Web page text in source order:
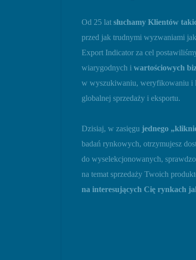
Od 25 lat słuchamy Klientów
przed jak trudnymi wyzwaniami
Export Indicator za cel
wiarygodnych i wartościowych
w wyszukiwaniu, weryfikowaniu i
globalnej sprzedaży i eksportu.
Dzisiaj, w zasięgu jednego
badań rynkowych, otrzymujesz
do wyselekcjonowanych,
na temat sprzedaży Twoich
na interesujących Cię rynkach